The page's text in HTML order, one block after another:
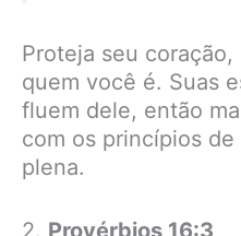
Proteja seu
quem você é. Suas
fluem dele, então
com os princípios de
plena.